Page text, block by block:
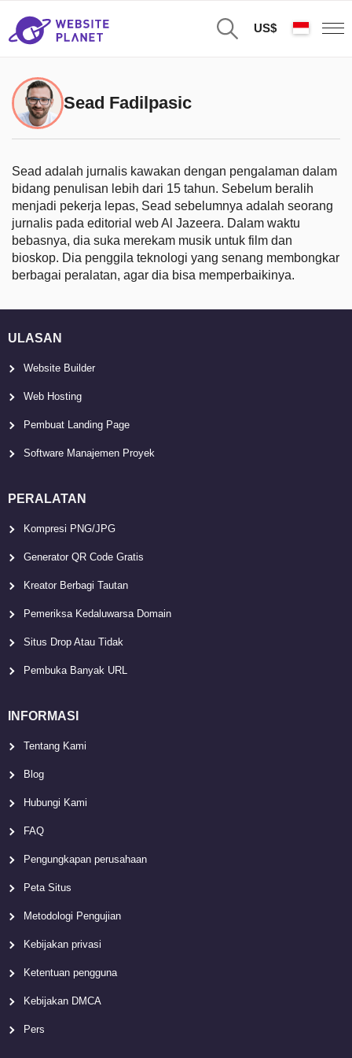
US$
Sead Fadilpasic
Sead adalah jurnalis kawakan dengan pengalaman dalam
bidang penulisan lebih dari 15 tahun. Sebelum beralih
menjadi pekerja lepas, Sead sebelumnya adalah seorang
jurnalis pada editorial web Al Jazeera. Dalam waktu
bebasnya, dia suka merekam musik untuk film dan
bioskop. Dia penggila teknologi yang senang membongkar
berbagai peralatan, agar dia bisa memperbaikinya.
ULASAN
Website Builder
Web Hosting
Pembuat Landing Page
Software Manajemen Proyek
PERALATAN
Kompresi PNG/JPG
Generator QR Code Gratis
Kreator Berbagi Tautan
Pemeriksa Kedaluwarsa Domain
Situs Drop Atau Tidak
Pembuka Banyak URL
INFORMASI
Tentang Kami
Blog
Hubungi Kami
FAQ
Pengungkapan perusahaan
Peta Situs
Metodologi Pengujian
Kebijakan privasi
Ketentuan pengguna
Kebijakan DMCA
Pers